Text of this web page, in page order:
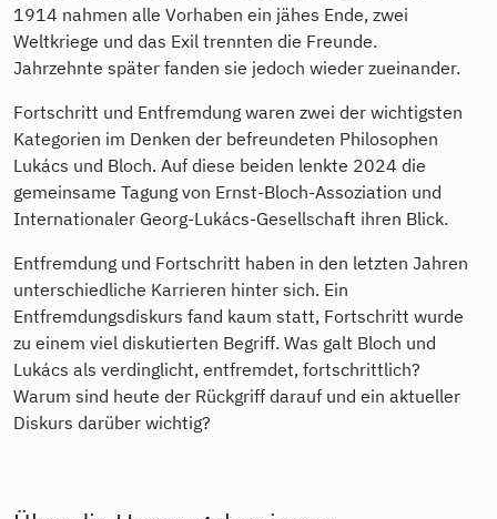
1914 nahmen alle Vorhaben ein jähes Ende, zwei
Weltkriege und das Exil trennten die Freunde.
Jahrzehnte später fanden sie jedoch wieder zueinander.
Fortschritt und Entfremdung waren zwei der wichtigsten
Kategorien im Denken der befreundeten Philosophen
Lukács und Bloch. Auf diese beiden lenkte 2024 die
gemeinsame Tagung von Ernst-Bloch-Assoziation und
Internationaler Georg-Lukács-Gesellschaft ihren Blick.
Entfremdung und Fortschritt haben in den letzten Jahren
unterschiedliche Karrieren hinter sich. Ein
Entfremdungsdiskurs fand kaum statt, Fortschritt wurde
zu einem viel diskutierten Begriff. Was galt Bloch und
Lukács als verdinglicht, entfremdet, fortschrittlich?
Warum sind heute der Rückgriff darauf und ein aktueller
Diskurs darüber wichtig?